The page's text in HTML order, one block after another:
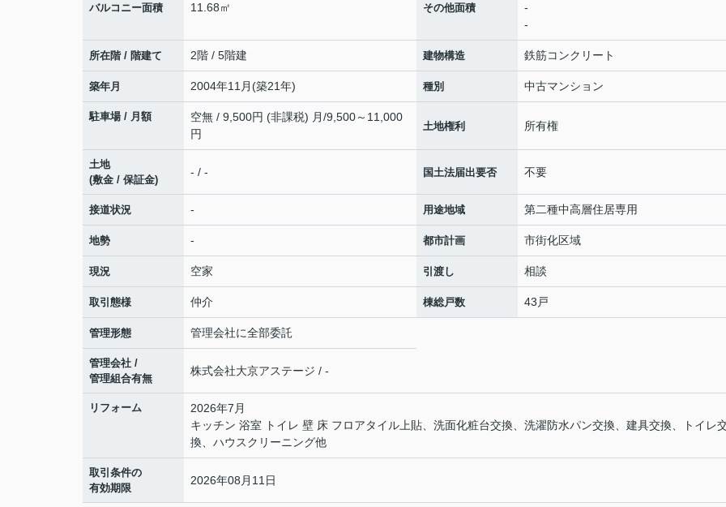
バルコニー面積 11.68㎡ その他面積
-
-
所在階 / 階建て 2階 / 5階建 建物構造 鉄筋コンクリート
築年月 2004年11月(築21年) 種別 中古マンション
駐車場 / 月額
空無 / 9,500円 (非課税) 月/9,500～11,000
円
土地権利 所有権
土地
(敷金 / 保証金)
- / - 国土法届出要否 不要
接道状況 - 用途地域 第二種中高層住居専用
地勢 - 都市計画 市街化区域
現況 空家 引渡し 相談
取引態様 仲介 棟総戸数 43戸
管理形態 管理会社に全部委託
管理会社 /
管理組合有無
株式会社大京アステージ / -
リフォーム
2026年7月
キッチン 浴室 トイレ 壁 床 フロアタイル上貼、洗面化粧台交換、洗濯防水パン交換、建具交換、トイレ
換、ハウスクリーニング他
取引条件の
有効期限
2026年08月11日